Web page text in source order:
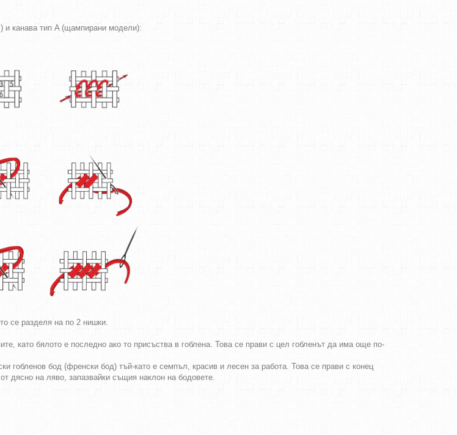
и канава тип A (щампирани модели):
се разделя на по 2 нишки.
като бялото е последно ако то присъства в гоблена. Това се прави с цел гобленът да има още по-
гобленов бод (френски бод) тъй-като е семпъл, красив и лесен за работа. Това се прави с конец
дясно на ляво, запазвайки същия наклон на бодовете.